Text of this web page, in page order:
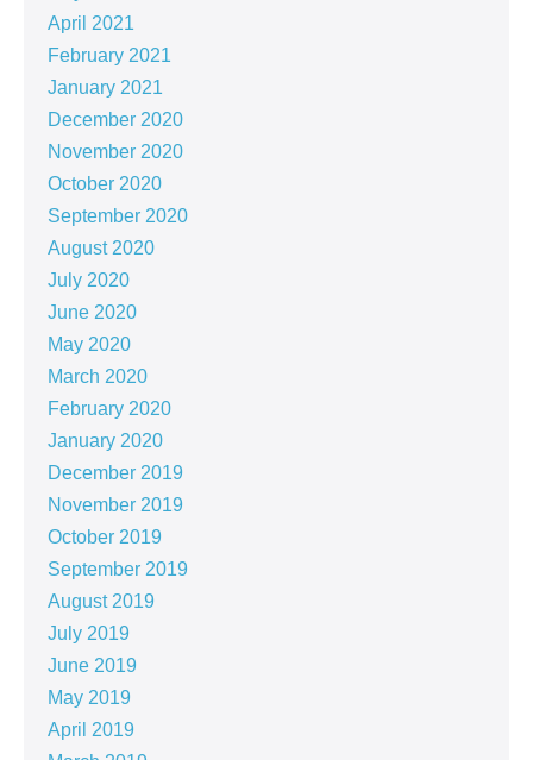
April 2021
February 2021
January 2021
December 2020
November 2020
October 2020
September 2020
August 2020
July 2020
June 2020
May 2020
March 2020
February 2020
January 2020
December 2019
November 2019
October 2019
September 2019
August 2019
July 2019
June 2019
May 2019
April 2019